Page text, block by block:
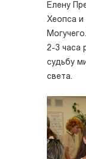
Елену
Хеопса и
2-3 часа
судьбу
света.